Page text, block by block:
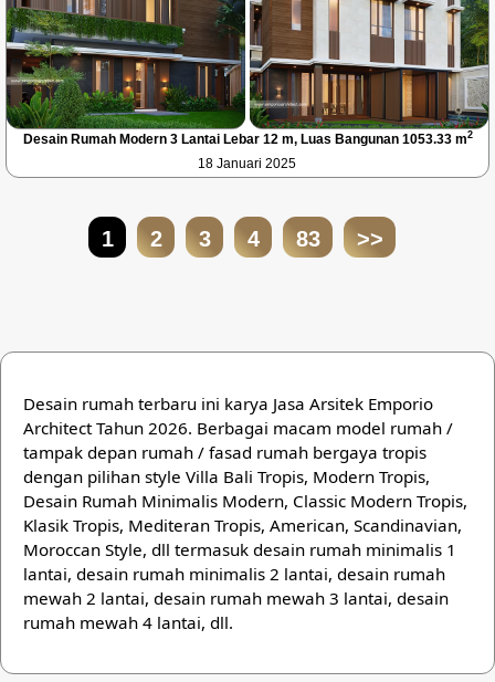
Desain Rumah Modern 3 Lantai Lebar 12 m, Luas Bangunan 1053.33 m2
18 Januari 2025
1 2 3 4 83 >>
Desain rumah terbaru ini karya Jasa Arsitek Emporio
Architect Tahun 2026. Berbagai macam model rumah /
tampak depan rumah / fasad rumah bergaya tropis
dengan pilihan style Villa Bali Tropis, Modern Tropis,
Desain Rumah Minimalis Modern, Classic Modern Tropis,
Klasik Tropis, Mediteran Tropis, American, Scandinavian,
Moroccan Style, dll termasuk desain rumah minimalis 1
lantai, desain rumah minimalis 2 lantai, desain rumah
mewah 2 lantai, desain rumah mewah 3 lantai, desain
rumah mewah 4 lantai, dll.